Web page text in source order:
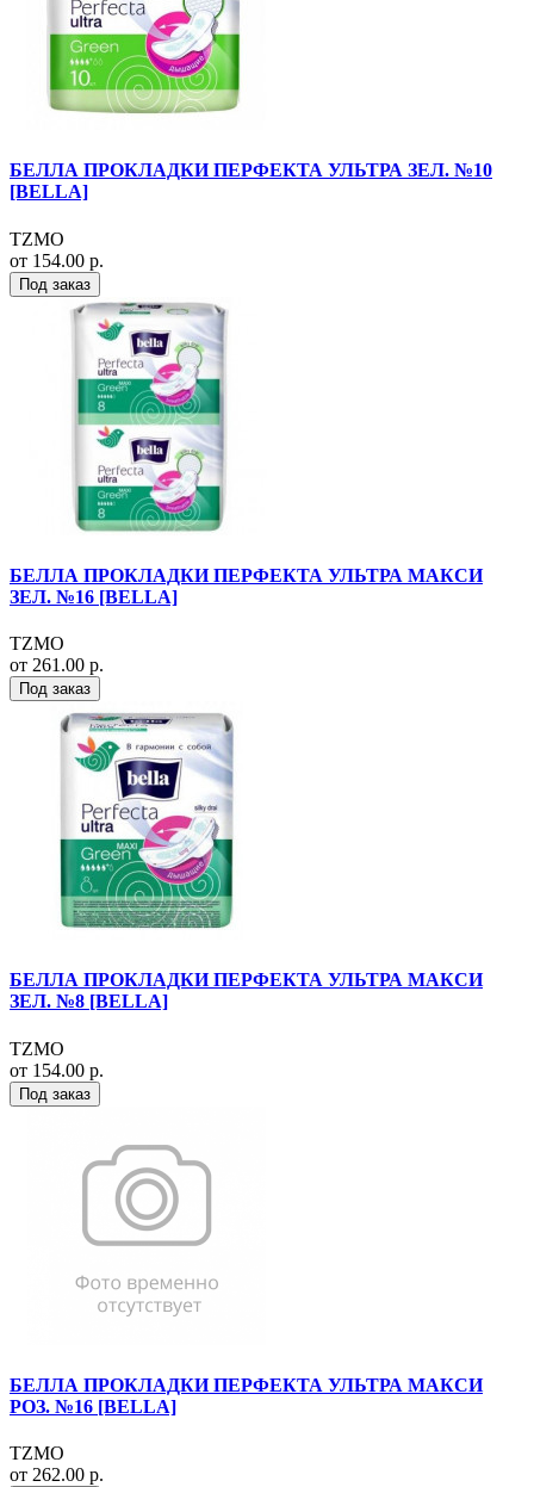
БЕЛЛА ПРОКЛАДКИ ПЕРФЕКТА УЛЬТРА ЗЕЛ. №10
[BELLA]
TZMO
от 154.00 р.
Под заказ
БЕЛЛА ПРОКЛАДКИ ПЕРФЕКТА УЛЬТРА МАКСИ
ЗЕЛ. №16 [BELLA]
TZMO
от 261.00 р.
Под заказ
БЕЛЛА ПРОКЛАДКИ ПЕРФЕКТА УЛЬТРА МАКСИ
ЗЕЛ. №8 [BELLA]
TZMO
от 154.00 р.
Под заказ
БЕЛЛА ПРОКЛАДКИ ПЕРФЕКТА УЛЬТРА МАКСИ
РОЗ. №16 [BELLA]
TZMO
от 262.00 р.